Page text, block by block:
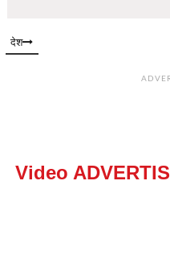
देश
Video